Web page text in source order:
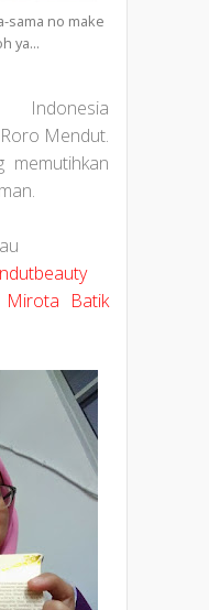
sama no make
ya...
Mendut.
memutihkan
Mirota Batik